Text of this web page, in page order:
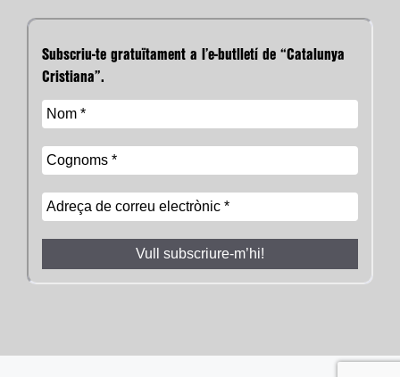
Subscriu-te gratuïtament a l’e-butlletí de “Catalunya
Cristiana”.